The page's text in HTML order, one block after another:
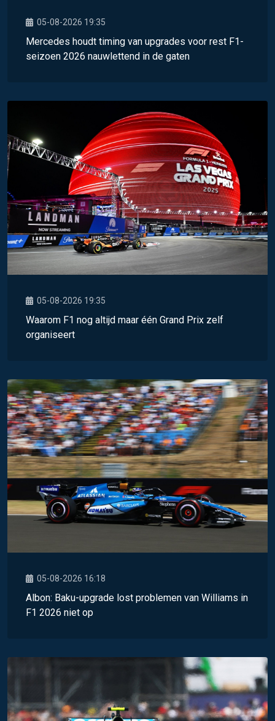
05-08-2026 19:35
Mercedes houdt timing van upgrades voor rest F1-
seizoen 2026 nauwlettend in de gaten
05-08-2026 19:35
Waarom F1 nog altijd maar één Grand Prix zelf
organiseert
05-08-2026 16:18
Albon: Baku-upgrade lost problemen van Williams in
F1 2026 niet op